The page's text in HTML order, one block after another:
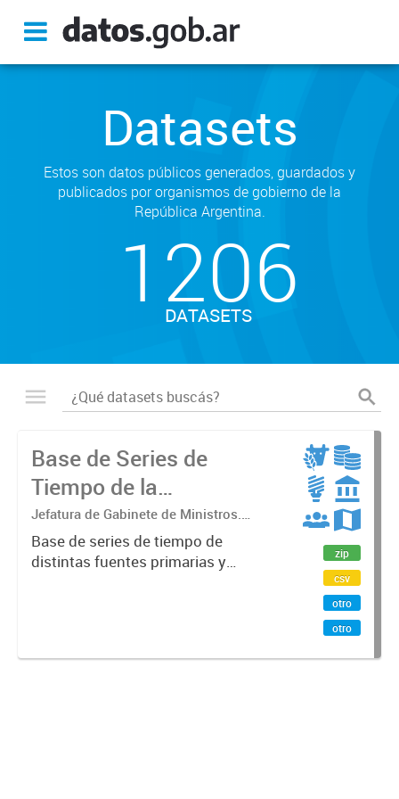
Datasets
Estos son datos públicos generados, guardados y
publicados por organismos de gobierno de la
República Argentina.
1206
DATASETS
Base de Series de
Tiempo de la
Administración Pública
Nacional
Jefatura de Gabinete de Ministros.
Secretaría de Innovación Pública.
Subsecretaría de Servicios y País Digital
Base de series de tiempo de
distintas fuentes primarias y
normalizadas...
zip
csv
otro
otro